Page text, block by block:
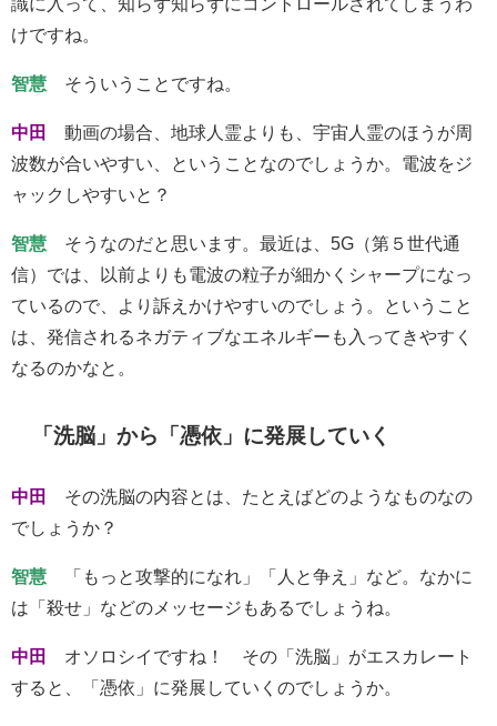
識に入って、知らず知らずにコントロールされてしまうわ
けですね。
智慧 そういうことですね。
中田
動画の場合、地球人霊よりも、宇宙人霊のほうが周
波数が合いやすい、ということなのでしょうか。電波をジ
ャックしやすいと？
智慧 そうなのだと思います。最近は、5G（第５世代通
信）では、以前よりも電波の粒子が細かくシャープになっ
ているので、より訴えかけやすいのでしょう。ということ
は、発信されるネガティブなエネルギーも入ってきやすく
なるのかなと。
「洗脳」から「憑依」に発展していく
中田
その洗脳の内容とは、たとえばどのようなものなの
でしょうか？
智慧 「もっと攻撃的になれ」「人と争え」など。なかに
は「殺せ」などのメッセージもあるでしょうね。
中田
オソロシイですね！ その「洗脳」がエスカレート
すると、「憑依」に発展していくのでしょうか。